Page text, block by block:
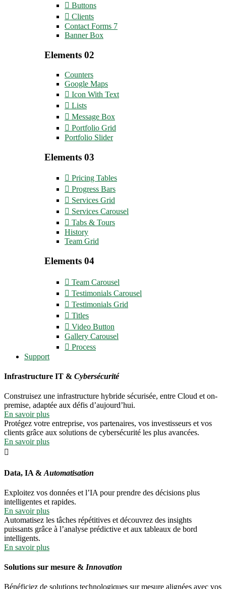
Buttons
Clients
Contact Forms 7
Banner Box
Elements 02
Counters
Google Maps
Icon With Text
Lists
Message Box
Portfolio Grid
Portfolio Slider
Elements 03
Pricing Tables
Progress Bars
Services Grid
Services Carousel
Tabs & Tours
History
Team Grid
Elements 04
Team Carousel
Testimonials Carousel
Testimonials Grid
Titles
Video Button
Gallery Carousel
Process
Support
Infrastructure IT & Cybersécurité
Construisez une infrastructure hybride sécurisée, entre Cloud et on-
premise, adaptée aux défis d’aujourd’hui.
En savoir plus
Protégez votre entreprise, vos partenaires, vos investisseurs et vos
clients grâce aux solutions de cybersécurité les plus avancées.
En savoir plus
Data, IA & Automatisation
Exploitez vos données et l’IA pour prendre des décisions plus
intelligentes et rapides.
En savoir plus
Automatisez les tâches répétitives et découvrez des insights
puissants grâce à l’analyse prédictive et aux tableaux de bord
intelligents.
En savoir plus
Solutions sur mesure & Innovation
Bénéficiez de solutions technologiques sur mesure alignées avec vos